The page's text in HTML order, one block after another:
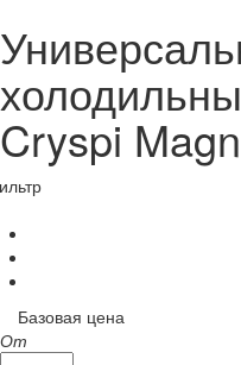
Cryspi
Базовая цена
От